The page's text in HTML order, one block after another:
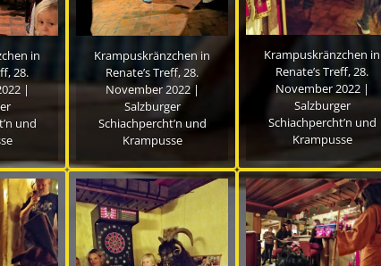
in
28.
|
und
Krampuskränzchen in
Renate’s Treff, 28.
November 2022 |
Salzburger
Schiachpercht’n und
Krampusse
Krampuskränzchen in
Renate’s Treff, 28.
November 2022 |
Salzburger
Schiachpercht’n und
Krampusse